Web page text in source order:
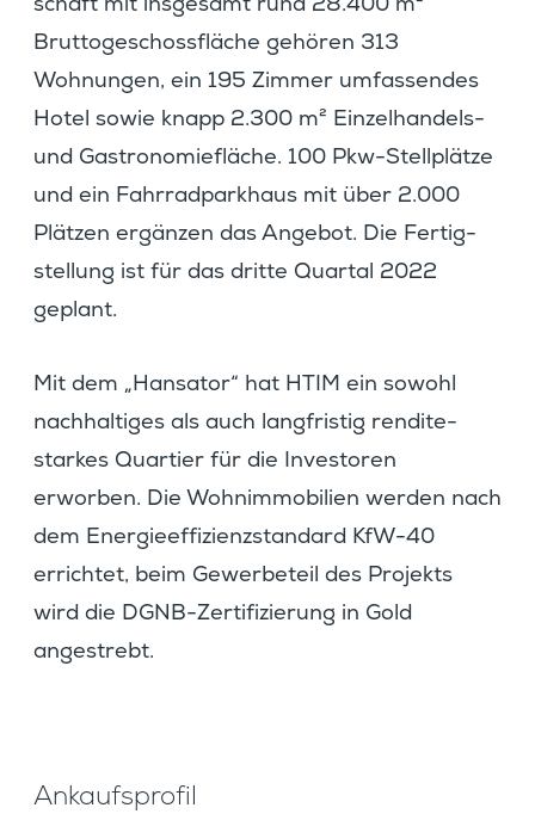
schaft mit insge­samt rund 28.400 m²
Brutto­ge­schoss­fläche gehören 313
Wohnungen, ein 195 Zimmer umfas­sendes
Hotel sowie knapp 2.300 m² Einzel­han­dels-
und Gastro­no­mie­fläche. 100 Pkw-Stell­plätze
und ein Fahrrad­park­haus mit über 2.000
Plätzen ergänzen das Angebot. Die Fertig­
stel­lung ist für das dritte Quartal 2022
geplant.
Mit dem „Hansator“ hat HTIM ein sowohl
nachhal­tiges als auch langfristig rendi­te­
starkes Quartier für die Inves­toren
erworben. Die Wohnim­mo­bi­lien werden nach
dem Energie­ef­fi­zi­enz­stan­dard KfW-40
errichtet, beim Gewer­be­teil des Projekts
wird die DGNB-Zerti­fi­zie­rung in Gold
angestrebt.
Ankaufs­profil